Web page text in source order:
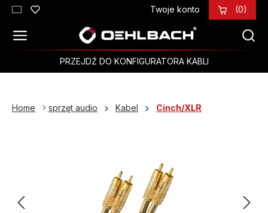
Przejdź do głównej zawartości Twoje konto (0)
PRZEJDŹ DO KONFIGURATORA KABLI
Home sprzęt audio Kabel Cinch/XLR